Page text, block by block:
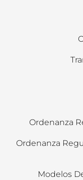
Ordenanza
Ordenanza
Modelos